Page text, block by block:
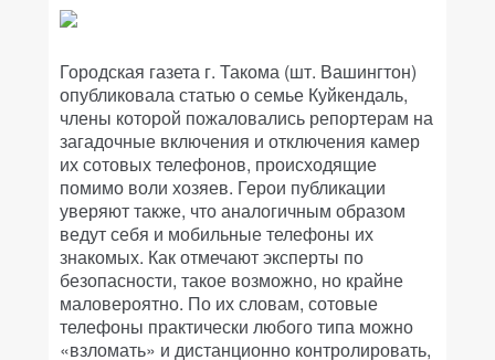
Городская газета г. Такома (шт. Вашингтон)
опубликовала статью о семье Куйкендаль,
члены которой пожаловались репортерам на
загадочные включения и отключения камер
их сотовых телефонов, происходящие
помимо воли хозяев. Герои публикации
уверяют также, что аналогичным образом
ведут себя и мобильные телефоны их
знакомых. Как отмечают эксперты по
безопасности, такое возможно, но крайне
маловероятно. По их словам, сотовые
телефоны практически любого типа можно
«взломать» и дистанционно контролировать,